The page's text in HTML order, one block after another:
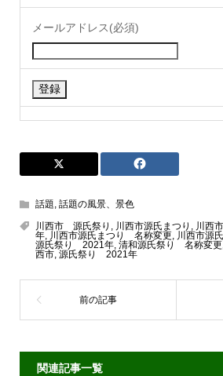
メールアドレス(必須)
話題, 話題の風景、景色
川西市 源氏祭り , 川西市源氏まつり , 川西
年, 川西市源氏まつり 名称変更, 川西市源
源氏祭り 2021年, 清和源氏祭り 名称変更
西市, 源氏祭り 2021年
関連記事一覧